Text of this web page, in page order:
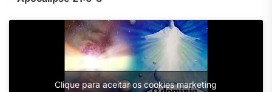
Clique para aceitar os cookies marketing